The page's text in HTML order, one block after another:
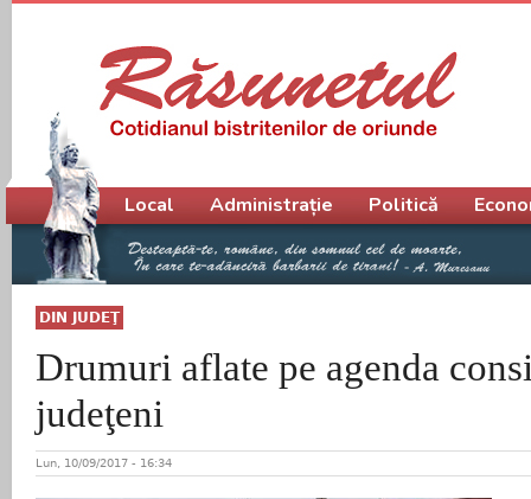
DIN JUDEŢ
Drumuri aflate pe agenda
judeţeni
Lun, 10/09/2017 - 16:34
Meniu principal
Local Administrație Politică